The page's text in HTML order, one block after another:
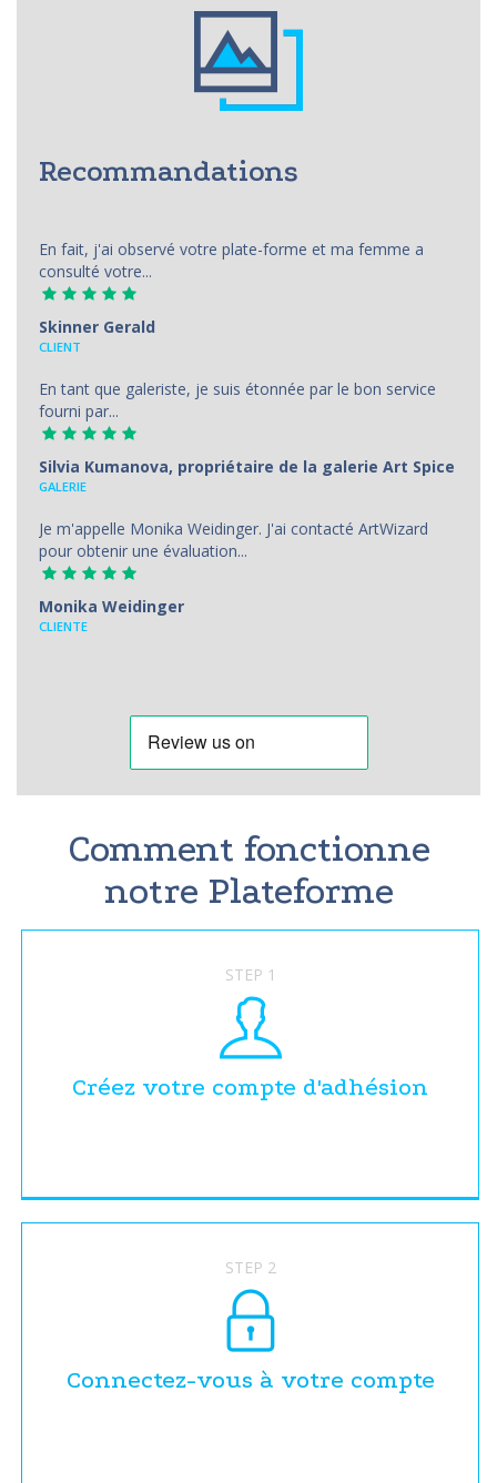
Recommandations
En fait, j'ai observé votre plate-forme et ma femme a
consulté votre...
Skinner Gerald
CLIENT
En tant que galeriste, je suis étonnée par le bon service
fourni par...
Silvia Kumanova, propriétaire de la galerie Art Spice
GALERIE
Je m'appelle Monika Weidinger. J'ai contacté ArtWizard
pour obtenir une évaluation...
Monika Weidinger
CLIENTE
Comment fonctionne
notre Plateforme
STEP 1
Créez votre compte d'adhésion
STEP 2
Connectez-vous à votre compte